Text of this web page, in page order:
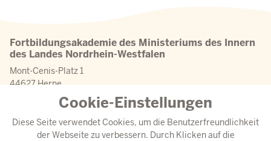
Fortbildungsakademie des Ministeriums des Innern
des Landes Nordrhein-Westfalen
Mont-Cenis-Platz 1
44627 Herne
So erreichen Sie uns
Cookie-Einstellungen
Diese Seite verwendet Cookies, um die Benutzerfreundlichkeit
der Webseite zu verbessern. Durch Klicken auf die